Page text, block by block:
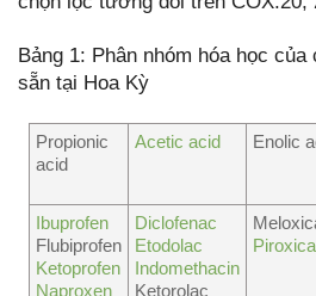
Bảng 1: Phân nhóm hóa học
sẵn tại Hoa Kỳ
Propionic
acid
Acetic acid Enolic
Ibuprofen
Flubiprofen
Ketoprofen
Naproxen
Diclofenac
Etodolac
Indomethacin
Ketorolac